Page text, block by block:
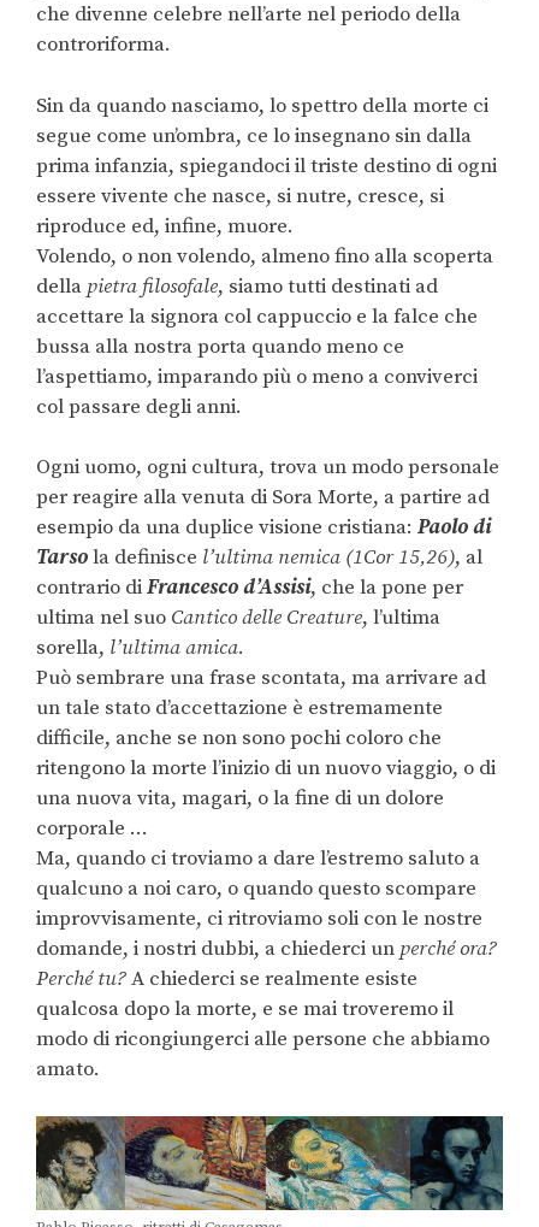
che divenne celebre nell’arte nel periodo della
controriforma.
Sin da quando nasciamo, lo spettro della morte ci
segue come un’ombra, ce lo insegnano sin dalla
prima infanzia, spiegandoci il triste destino di ogni
essere vivente che nasce, si nutre, cresce, si
riproduce ed, infine, muore.
Volendo, o non volendo, almeno fino alla scoperta
della pietra filosofale, siamo tutti destinati ad
accettare la signora col cappuccio e la falce che
bussa alla nostra porta quando meno ce
l’aspettiamo, imparando più o meno a conviverci
col passare degli anni.
Ogni uomo, ogni cultura, trova un modo personale
per reagire alla venuta di Sora Morte, a partire ad
esempio da una duplice visione cristiana: Paolo di
Tarsola definisce l’ultima nemica (1Cor 15,26), al
contrario diFrancesco d’Assisi, che la pone per
ultima nel suo Cantico delle Creature, l’ultima
sorella, l’ultima amica.
Può sembrare una frase scontata, ma arrivare ad
un tale stato d’accettazione è estremamente
difficile, anche se non sono pochi coloro che
ritengono la morte l’inizio di un nuovo viaggio, o di
una nuova vita, magari, o la fine di un dolore
corporale …
Ma, quando ci troviamo a dare l’estremo saluto a
qualcuno a noi caro, o quando questo scompare
improvvisamente, ci ritroviamo soli con le nostre
domande, i nostri dubbi, a chiederci un perché ora?
Perché tu?A chiederci se realmente esiste
qualcosa dopo la morte, e se mai troveremo il
modo di ricongiungerci alle persone che abbiamo
amato.